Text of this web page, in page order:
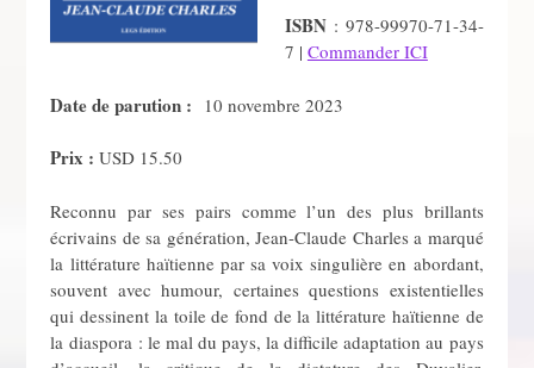
ISBN: 978-99970-71-34-
7 | Commander ICI
Date de parution : 10 novembre 2023
Prix : USD 15.50
Reconnu par ses pairs comme l’un des plus brillants
écrivains de sa génération, Jean-Claude Charles a marqué
la littérature haïtienne par sa voix singulière en abordant,
souvent avec humour, certaines questions existentielles
qui dessinent la toile de fond de la littérature haïtienne de
la diaspora : le mal du pays, la difficile adaptation au pays